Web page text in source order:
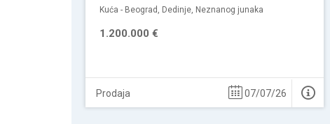
Kuća - Beograd, Dedinje, Neznanog junaka
1.200.000 €
Prodaja 07/07/26